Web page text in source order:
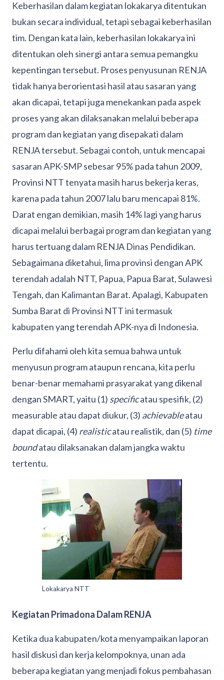
Keberhasilan dalam kegiatan lokakarya ditentukan
bukan secara individual, tetapi sebagai keberhasilan
tim. Dengan kata lain, keberhasilan lokakarya ini
ditentukan oleh sinergi antara semua pemangku
kepentingan tersebut. Proses penyusunan RENJA
tidak hanya berorientasi hasil atau sasaran yang
akan dicapai, tetapi juga menekankan pada aspek
proses yang akan dilaksanakan melalui beberapa
program dan kegiatan yang disepakati dalam
RENJA tersebut. Sebagai contoh, untuk mencapai
sasaran APK-SMP sebesar 95% pada tahun 2009,
Provinsi NTT tenyata masih harus bekerja keras,
karena pada tahun 2007 lalu baru mencapai 81%.
Darat engan demikian, masih 14% lagi yang harus
dicapai melalui berbagai program dan kegiatan yang
harus tertuang dalam RENJA Dinas Pendidikan.
Sebagaimana diketahui, lima provinsi dengan APK
terendah adalah NTT, Papua, Papua Barat, Sulawesi
Tengah, dan Kalimantan Barat. Apalagi, Kabupaten
Sumba Barat di Provinsi NTT ini termasuk
kabupaten yang terendah APK-nya di Indonesia.
Perlu difahami oleh kita semua bahwa untuk
menyusun program ataupun rencana, kita perlu
benar-benar memahami prasyarakat yang dikenal
dengan SMART, yaitu (1) specificatau spesifik, (2)
measurable atau dapat diukur, (3) achievableatau
dapat dicapai, (4) realisticatau realistik, dan (5) time
boundatau dilaksanakan dalam jangka waktu
tertentu.
Lokakarya NTT
Kegiatan Primadona Dalam RENJA
Ketika dua kabupaten/kota menyampaikan laporan
hasil diskusi dan kerja kelompoknya, unan ada
beberapa kegiatan yang menjadi fokus pembahasan